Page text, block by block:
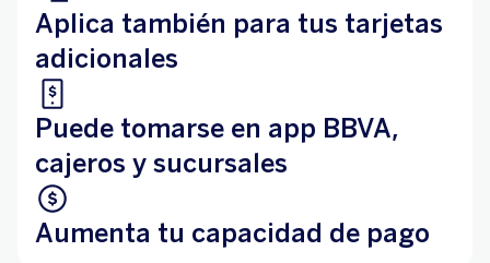
Aplica también para tus tarjetas
adicionales
Puede tomarse en app BBVA,
cajeros y sucursales
Aumenta tu capacidad de pago